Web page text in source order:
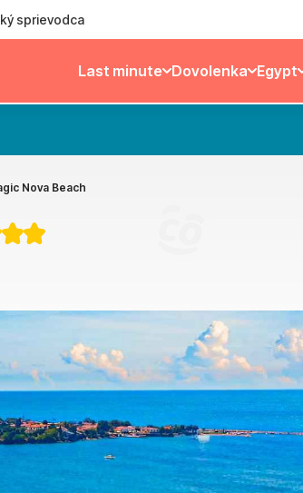
sprievodca
Last minute Dovolenka Egypt
Nova Beach